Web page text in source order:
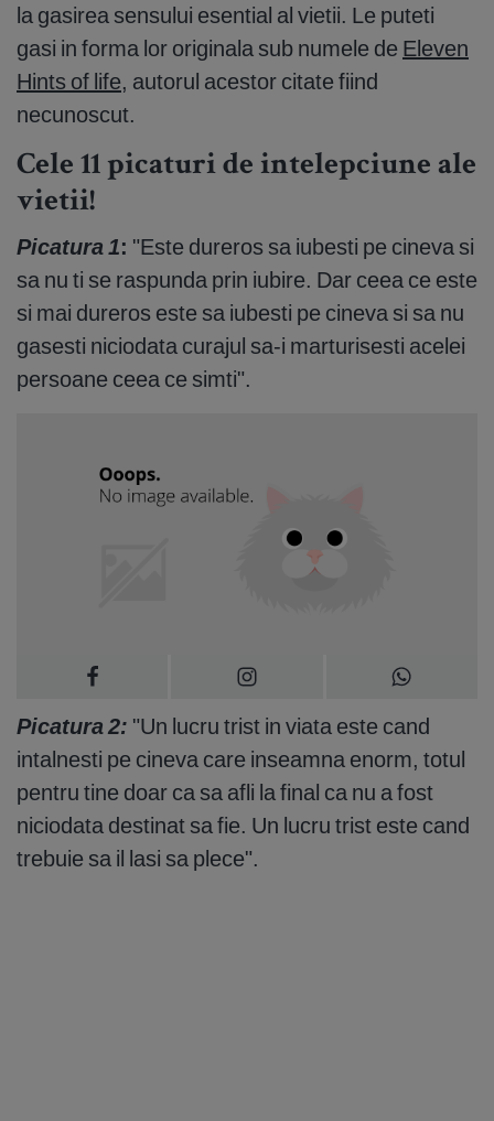
la gasirea sensului esential al vietii. Le puteti
gasi in forma lor originala sub numele de Eleven
Hints of life, autorul acestor citate fiind
necunoscut.
Cele 11 picaturi de intelepciune ale
vietii!
Picatura 1: "Este dureros sa iubesti pe cineva si
sa nu ti se raspunda prin iubire. Dar ceea ce este
si mai dureros este sa iubesti pe cineva si sa nu
gasesti niciodata curajul sa-i marturisesti acelei
persoane ceea ce simti".
Picatura 2: "Un lucru trist in viata este cand
intalnesti pe cineva care inseamna enorm, totul
pentru tine doar ca sa afli la final ca nu a fost
niciodata destinat sa fie. Un lucru trist este cand
trebuie sa il lasi sa plece".